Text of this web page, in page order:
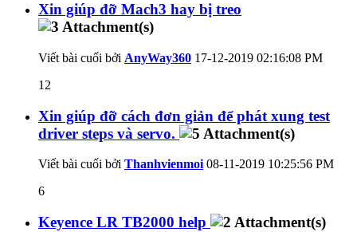
Xin giúp đỡ Mach3 hay bị treo
Viết bài cuối bởi AnyWay360 17-12-2019 02:16:08 PM
12
Xin giúp đỡ cách đơn giản để phát xung test
driver steps và servo.
Viết bài cuối bởi Thanhvienmoi 08-11-2019 10:25:56 PM
6
Keyence LR TB2000 help